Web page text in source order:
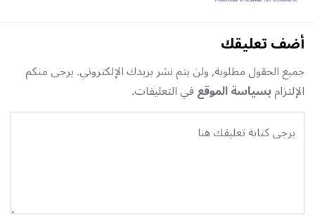
أضف تعليقك
جميع الحقول مطلوبة, ولن يتم نشر بريدك الإلكتروني. يرجى منكم
الإلتزامبسياسة الموقعفي التعليقات.